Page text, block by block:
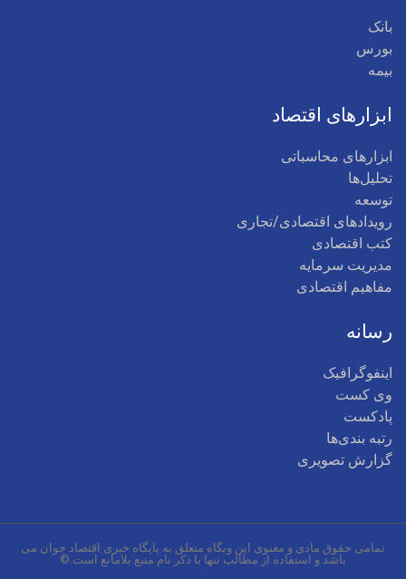
بانک
بورس
بیمه
ابزارهای اقتصاد
ابزارهای محاسباتی
تحلیل‌ها
توسعه
رویدادهای اقتصادی/تجاری
کتب اقتصادی
مدیریت سرمایه
مفاهیم اقتصادی
رسانه
اینفوگرافیک
وی کست
پادکست
رتبه بندی‌ها
گزارش تصویری
تمامی حقوق مادی و معنوی این وبگاه متعلق به پایگاه خبری اقتصاد جوان می
باشد و استفاده از مطالب تنها با ذکر نام منبع بلامانع است.©